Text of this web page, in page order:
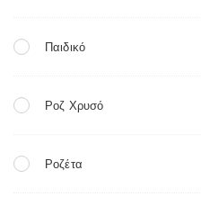
Παιδικό
Ροζ Χρυσό
Ροζέτα